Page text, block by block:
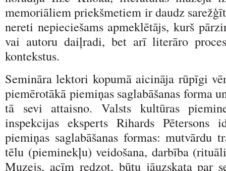
memoriāliem priekšmetiem ir daudz
nereti nepieciešams apmeklētājs, kurš
vai autoru daiļradi, bet arī literāro
kontekstus.
Semināra lektori kopumā aicināja rūpīgi
piemērotākā piemiņas saglabāšanas forma
tā sevi attaisno. Valsts kultūras
inspekcijas eksperts Rihards Pētersons
piemiņas saglabāšanas formas: mutvārdu
tēlu (pieminekļu) veidošana, darbība
Muzejs, acīm redzot, būtu jāuzskata par